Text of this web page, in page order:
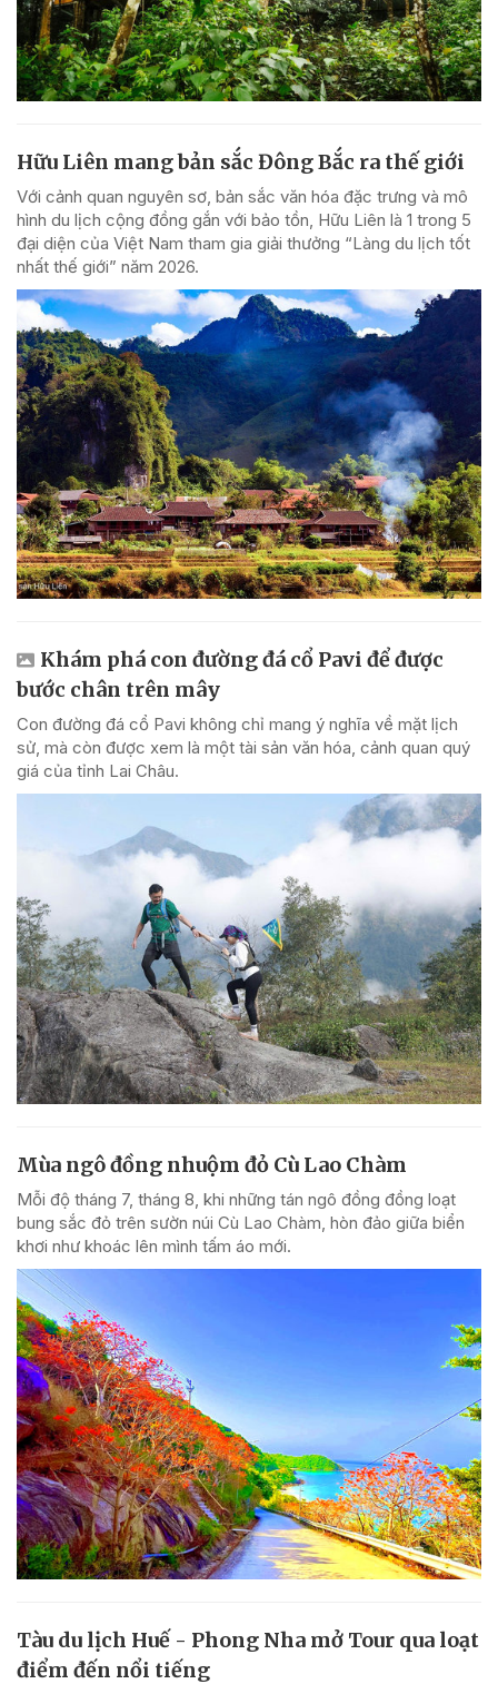
Hữu Liên mang bản sắc Đông Bắc ra thế giới
Với cảnh quan nguyên sơ, bản sắc văn hóa đặc trưng và mô
hình du lịch cộng đồng gắn với bảo tồn, Hữu Liên là 1 trong 5
đại diện của Việt Nam tham gia giải thưởng “Làng du lịch tốt
nhất thế giới” năm 2026.
Khám phá con đường đá cổ Pavi để được
bước chân trên mây
Con đường đá cổ Pavi không chỉ mang ý nghĩa về mặt lịch
sử, mà còn được xem là một tài sản văn hóa, cảnh quan quý
giá của tỉnh Lai Châu.
Mùa ngô đồng nhuộm đỏ Cù Lao Chàm
Mỗi độ tháng 7, tháng 8, khi những tán ngô đồng đồng loạt
bung sắc đỏ trên sườn núi Cù Lao Chàm, hòn đảo giữa biển
khơi như khoác lên mình tấm áo mới.
Tàu du lịch Huế - Phong Nha mở Tour qua loạt
điểm đến nổi tiếng